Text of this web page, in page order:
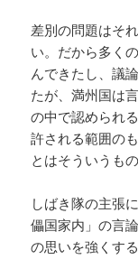
差別の問題はそ
い。だから多く
んできたし、議
たが、満州国は
の中で認められ
許される範囲の
とはそういうもの
しばき隊の主張
儡国家内」の言
の思いを強くする